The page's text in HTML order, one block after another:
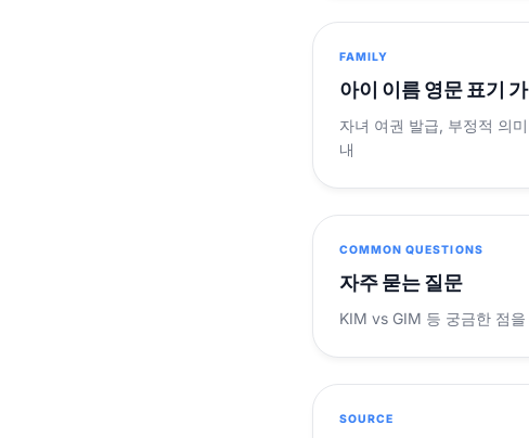
FAMILY
아이 이름 영문 표기
자녀 여권 발급, 부정적 의
내
COMMON QUESTIONS
자주 묻는 질문
KIM vs GIM 등 궁금한 점
SOURCE